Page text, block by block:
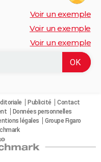
Voir un exemple
Voir un exemple
Voir un exemple
Publicité
Contact
Données personnelles
légales
Groupe Figaro